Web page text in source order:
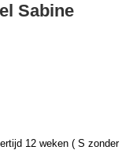
Sabine
12 weken ( S zonder